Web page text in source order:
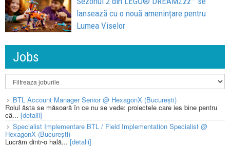
lansează cu o nouă amenințare pentru
Lumea Viselor
Jobs
BTL Account Manager Senior @ HexagonX (București)
Rolul ăsta se măsoară în ce nu se vede: proiectele care ies bine pentru
că... [detalii]
Specialist Implementare BTL / Field Implementation Specialist @
HexagonX (București)
Lucrăm dintr-o hală...[detalii]